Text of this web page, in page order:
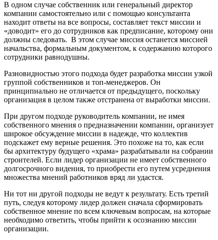
В одном случае собственник или генеральный директор
компании самостоятельно или с помощью консультанта
находит ответы на все вопросы, составляет текст миссии и
«доводит» его до сотрудников как предписание, которому они
должны следовать. В этом случае миссия останется миссией
начальства, формальным документом, к содержанию которого
сотрудники равнодушны.
Разновидностью этого подхода будет разработка миссии узкой
группой собственников и топ-менеджеров. Он
принципиально не отличается от предыдущего, поскольку
организация в целом также отстранена от выработки миссии.
При другом подходе руководитель компании, не имея
собственного мнения о предназначении компании, организует
широкое обсуждение миссии в надежде, что коллектив
подскажет ему верные решения. Это похоже на то, как если
бы архитектуру будущего «храма» разрабатывали на собрании
строителей. Если лидер организации не имеет собственного
долгосрочного видения, то приобрести его путем усреднения
множества мнений работников вряд ли удастся.
Ни тот ни другой подходы не ведут к результату. Есть третий
путь, следуя которому лидер должен сначала сформировать
собственное мнение по всем ключевым вопросам, на которые
необходимо ответить, чтобы прийти к осознанию миссии
организации.